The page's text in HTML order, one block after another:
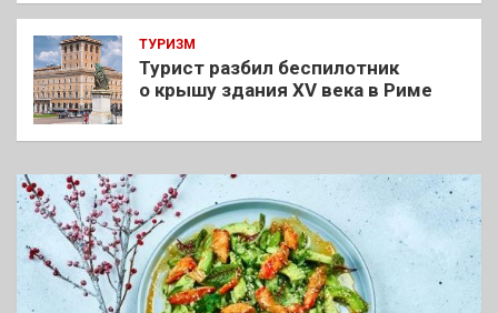
ТУРИЗМ
Турист разбил беспилотник
о крышу здания XV века в Риме